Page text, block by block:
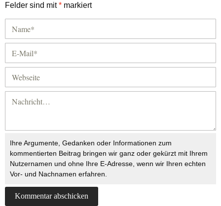
Felder sind mit* markiert
Ihre Argumente, Gedanken oder Informationen zum
kommentierten Beitrag bringen wir ganz oder gekürzt mit Ihrem
Nutzernamen und ohne Ihre E-Adresse, wenn wir Ihren echten
Vor- und Nachnamen erfahren.